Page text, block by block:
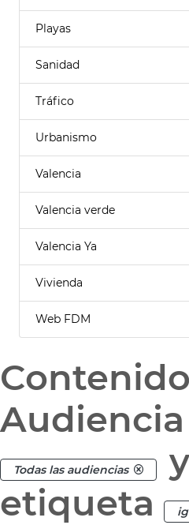
Playas
Sanidad
Tráfico
Urbanismo
Valencia
Valencia verde
Valencia Ya
Vivienda
Web FDM
Audiencia
Todas las audiencias
y
etiqueta